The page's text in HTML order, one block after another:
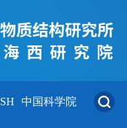
中国科学院